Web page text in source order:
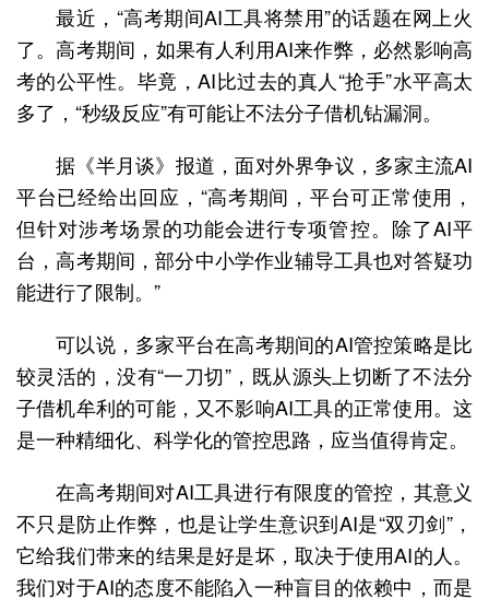
最近，“高考期间AI工具将禁用”的话题在网上火
了。高考期间，如果有人利用AI来作弊，必然影响高
考的公平性。毕竟，AI比过去的真人“抢手”水平高太
多了，“秒级反应”有可能让不法分子借机钻漏洞。
据《半月谈》报道，面对外界争议，多家主流AI
平台已经给出回应，“高考期间，平台可正常使用，
但针对涉考场景的功能会进行专项管控。除了AI平
台，高考期间，部分中小学作业辅导工具也对答疑功
能进行了限制。”
可以说，多家平台在高考期间的AI管控策略是比
较灵活的，没有“一刀切”，既从源头上切断了不法分
子借机牟利的可能，又不影响AI工具的正常使用。这
是一种精细化、科学化的管控思路，应当值得肯定。
在高考期间对AI工具进行有限度的管控，其意义
不只是防止作弊，也是让学生意识到AI是“双刃剑”，
它给我们带来的结果是好是坏，取决于使用AI的人。
我们对于AI的态度不能陷入一种盲目的依赖中，而是